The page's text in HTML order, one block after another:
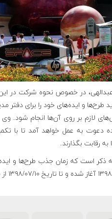
در خصوص نحوه شرکت در این
طرح‌ها و ایده‌های خود را برای دفتر
لازم بر روی آن‌ها انجام شود. وی
دعوت به عمل خواهد آمد تا با
به رقابت بگذارند.
ذکر است که زمان جذب طرح‌ها و
۰۷/۱۰ از طریق سایت